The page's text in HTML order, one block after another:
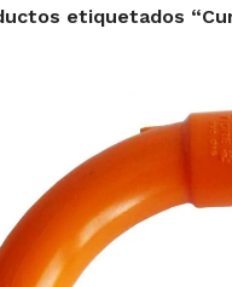
etiquetados